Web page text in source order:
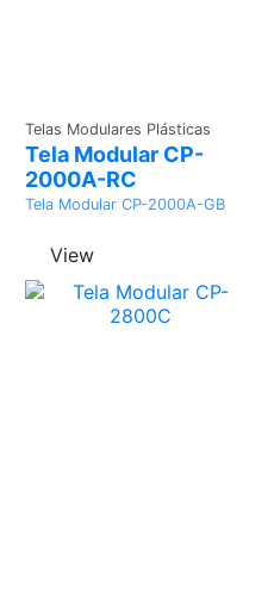
Telas Modulares Plásticas
Tela Modular CP-
2000A-RC
Tela Modular CP-2000A-GB
View